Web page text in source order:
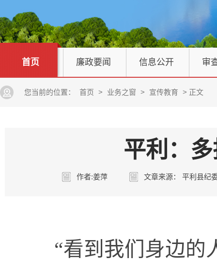
首页 廉政要闻 信息公开 审
您当前的位置： 首页 > 业务之窗 > 宣传教育 > 正文
平利：
作者:姜萍 文章来源： 平利县纪
“看到我们身边的